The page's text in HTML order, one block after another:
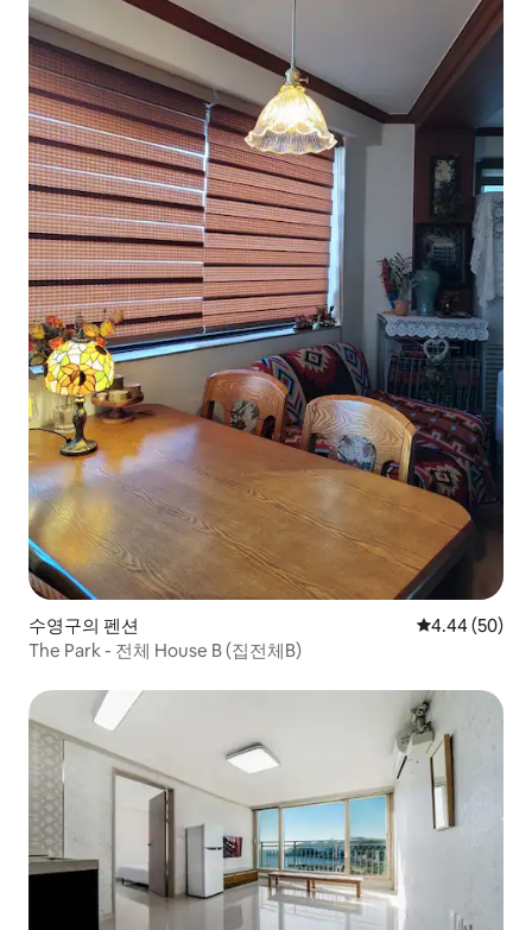
수영구의 펜션 평점 4.44점(5
4.44 (50)
The Park - 전체 House B (집전체B)